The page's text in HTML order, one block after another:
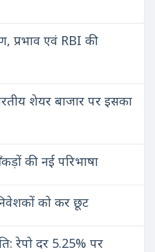
प्रभाव एवं RBI की
शेयर बाजार पर इसका
की नई परिभाषा
को कर छूट
रेपो दर 5.25% पर